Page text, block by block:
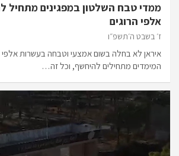
ממדי טבח השלטון במפגינים מתחיל
אלפי הרוגים
ז׳ בשבט ה׳תשפ״ו
איראן לא בחלה בשום אמצעי וטבחה בעשרות אלפי
המימדים מתחילים להיחשף, וכל זה…